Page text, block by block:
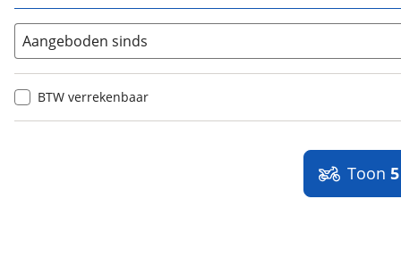
Aangeboden sinds
BTW verrekenbaar
Toon 5